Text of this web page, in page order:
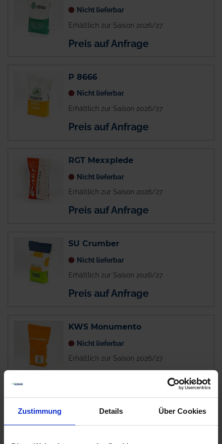
Zustimmung Details Über Cookies
Nicht lieferbar
Erhältlich zur Saison 2026/27
Preis auf Anfrage
P 8666
Nicht lieferbar
Erhältlich zur Saison 2026/27
Preis auf Anfrage
RGT Mexxplede
Nicht lieferbar
Erhältlich zur Saison 2026/27
Preis auf Anfrage
SU Crumber
Nicht lieferbar
Erhältlich zur Saison 2026/27
Preis auf Anfrage
KWS Monumento
Nicht lieferbar
Erhältlich zur Saison 2026/27
Blandeen
Nicht lieferbar